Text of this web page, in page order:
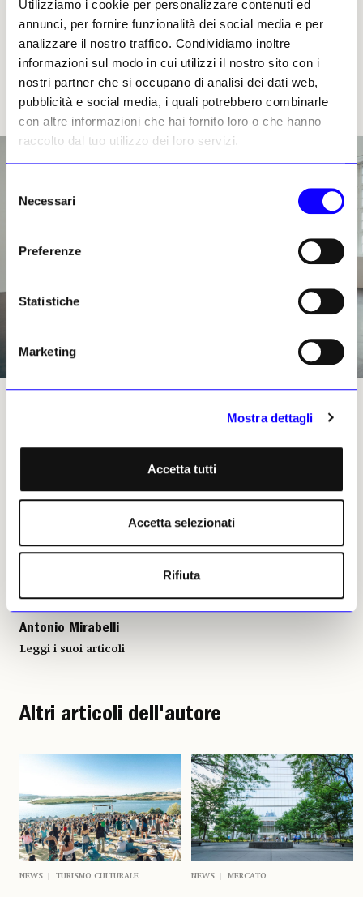
Utilizziamo i cookie per personalizzare contenuti ed
annunci, per fornire funzionalità dei social media e per
analizzare il nostro traffico. Condividiamo inoltre
informazioni sul modo in cui utilizzi il nostro sito con i
nostri partner che si occupano di analisi dei dati web,
pubblicità e social media, i quali potrebbero combinarle
con altre informazioni che hai fornito loro o che hanno
raccolto dal tuo utilizzo dei loro servizi.
delNecessari
Preferenze
Statistiche
Marketing
Mostra dettagli
Accetta tutti
Accetta selezionati
Rifiuta
dialogare con le comunità e i luoghi di
prossimità con una apertura verso
l’internazionalizzazione. La vicinanza
temporale con Art Basel, infatti, non dovrebbe
essere casuale, ma proprio volta a creare
questa connessione.
Antonio Mirabelli, 07 giugno
2025 | © Riproduzione
riservata
Antonio Mirabelli
Leggi i suoi articoli
Altri articoli dell'autore
NEWS TURISMO CULTURALE NEWS MERCATO